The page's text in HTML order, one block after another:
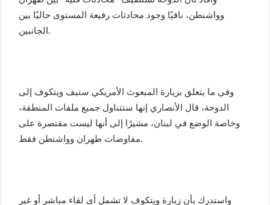
وواشنطن، نافيًا وجود محادثات رفيعة المستوى حاليًا بين
الجانبين.
وفي ما يتعلق بزيارة المبعوث الأمريكي ستيف ويتكوف إلى
الدوحة، قال الأنصاري إنها ستتناول جميع ملفات المنطقة،
وخاصة الوضع في لبنان، مشيرًا إلى أنها ليست مقتصرة على
مفاوضات طهران وواشنطن فقط.
واستدرك بأن زيارة ويتكوف لا تشمل أي لقاء مباشر أو غير